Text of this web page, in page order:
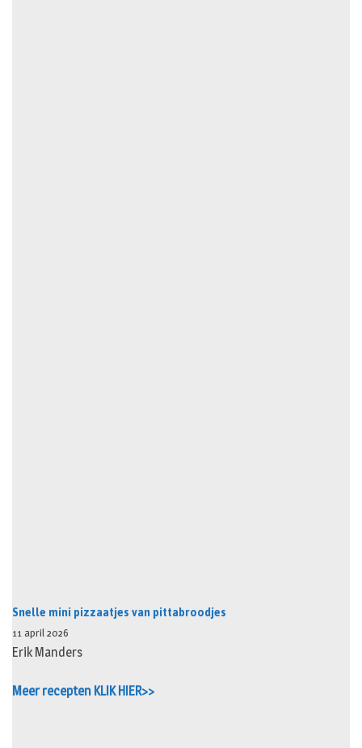
Snelle mini pizzaatjes van pittabroodjes
11 april 2026
Erik Manders
Meer recepten KLIK HIER>>